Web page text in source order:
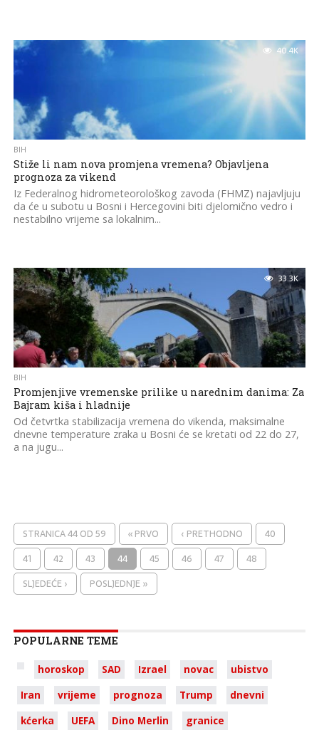
40.4K
BIH
Stiže li nam nova promjena vremena? Objavljena
prognoza za vikend
Iz Federalnog hidrometeorološkog zavoda (FHMZ) najavljuju
da će u subotu u Bosni i Hercegovini biti djelomično vedro i
nestabilno vrijeme sa lokalnim...
33.3K
BIH
Promjenjive vremenske prilike u narednim danima: Za
Bajram kiša i hladnije
Od četvrtka stabilizacija vremena do vikenda, maksimalne
dnevne temperature zraka u Bosni će se kretati od 22 do 27,
a na jugu...
STRANICA 44 OD 59 « PRVO ‹ PRETHODNO
40
41
42 43 44 45 46 47
48
SLJEDEĆE ›
POSLJEDNJE »
POPULARNE TEME
horoskop SAD Izrael novac
ubistvo
Iran
vrijeme prognoza Trump
dnevni
kćerka
UEFA Dino Merlin granice